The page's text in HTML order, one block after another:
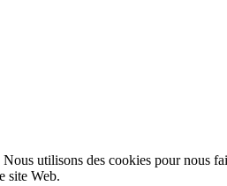
utilisons des cookies pour nous
site Web.